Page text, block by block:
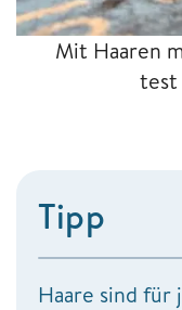
Mit Haaren
test
Tipp
Haare sind für